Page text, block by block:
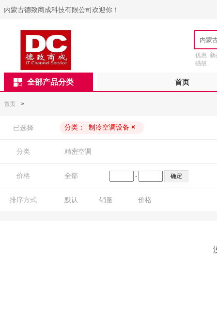
内蒙古德致商成科技有限公司欢迎你！
优惠 新
硒鼓
全部产品分类 首页
首页 >
已选择 分类： 制冷空调设备 ×
分类 精密空调
价格 全部 -
排序方式 默认 销量 价格